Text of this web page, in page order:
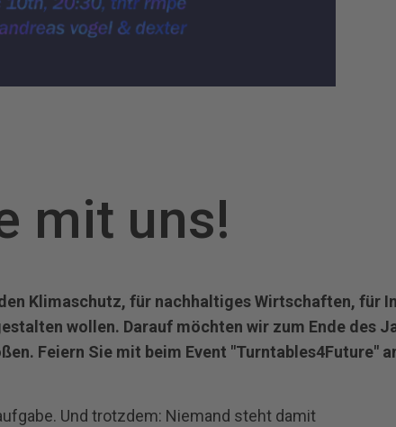
mit uns!
Klimaschutz, für nachhaltiges Wirtschaften, für
wollen. Darauf möchten wir zum Ende des
Feiern Sie mit beim Event "Turntables4Future"
Und trotzdem: Niemand steht damit